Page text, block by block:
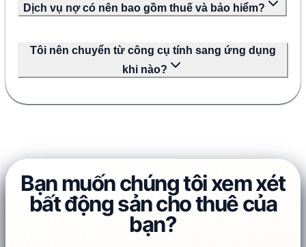
Dịch vụ nợ có nên bao gồm thuế và bảo hiểm?
Tôi nên chuyển từ công cụ tính sang ứng dụng
khi nào?
Bạn muốn chúng tôi xem xét
bất động sản cho thuê của
bạn?